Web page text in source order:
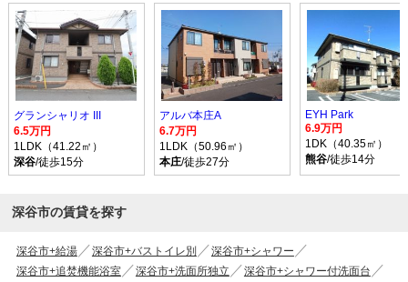
グランシャリオ III
6.5万円
1LDK（41.22㎡）
深谷/徒歩15分
アルバ本庄A
6.7万円
1LDK（50.96㎡）
本庄/徒歩27分
EYH Park
6.9万円
1DK（40.35㎡）
熊谷/徒歩14分
深谷市の賃貸を探す
深谷市+給湯 深谷市+バストイレ別
深谷市+シャワー
深谷市+追焚機能浴室
深谷市+洗面所独立
深谷市+シャワー付洗面台